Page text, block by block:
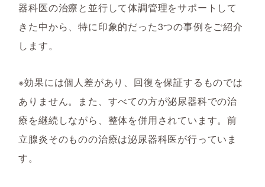
器科医の治療と並行して体調管理をサポートして
きた中から、特に印象的だった3つの事例をご紹介
します。
※効果には個人差があり、回復を保証するものでは
ありません。また、すべての方が泌尿器科での治
療を継続しながら、整体を併用されています。前
立腺炎そのものの治療は泌尿器科医が行っていま
す。